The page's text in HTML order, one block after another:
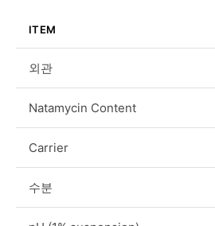
ITEM
외관
Natamycin Content
Carrier
수분